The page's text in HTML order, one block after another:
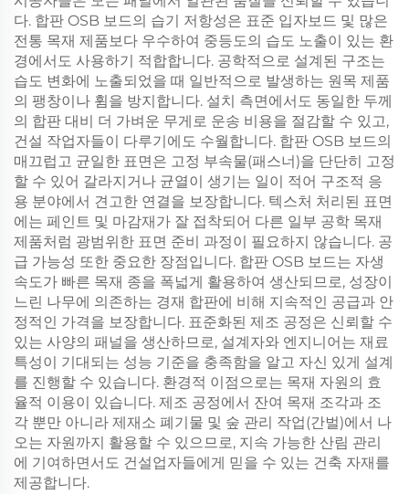
다. 합판 OSB 보드의 습기 저항성은 표준 입자보드 및 많은
전통 목재 제품보다 우수하여 중등도의 습도 노출이 있는 환
경에서도 사용하기 적합합니다. 공학적으로 설계된 구조는
습도 변화에 노출되었을 때 일반적으로 발생하는 원목 제품
의 팽창이나 휨을 방지합니다. 설치 측면에서도 동일한 두께
의 합판 대비 더 가벼운 무게로 운송 비용을 절감할 수 있고,
건설 작업자들이 다루기에도 수월합니다. 합판 OSB 보드의
매끄럽고 균일한 표면은 고정 부속물(패스너)을 단단히 고정
할 수 있어 갈라지거나 균열이 생기는 일이 적어 구조적 응
용 분야에서 견고한 연결을 보장합니다. 텍스처 처리된 표면
에는 페인트 및 마감재가 잘 접착되어 다른 일부 공학 목재
제품처럼 광범위한 표면 준비 과정이 필요하지 않습니다. 공
급 가능성 또한 중요한 장점입니다. 합판 OSB 보드는 자생
속도가 빠른 목재 종을 폭넓게 활용하여 생산되므로, 성장이
느린 나무에 의존하는 경재 합판에 비해 지속적인 공급과 안
정적인 가격을 보장합니다. 표준화된 제조 공정은 신뢰할 수
있는 사양의 패널을 생산하므로, 설계자와 엔지니어는 재료
특성이 기대되는 성능 기준을 충족함을 알고 자신 있게 설계
를 진행할 수 있습니다. 환경적 이점으로는 목재 자원의 효
율적 이용이 있습니다. 제조 공정에서 잔여 목재 조각과 조
각 뿐만 아니라 제재소 폐기물 및 숲 관리 작업(간벌)에서 나
오는 자원까지 활용할 수 있으므로, 지속 가능한 산림 관리
에 기여하면서도 건설업자들에게 믿을 수 있는 건축 자재를
제공합니다.